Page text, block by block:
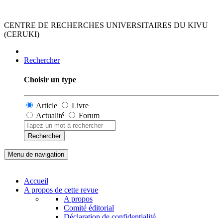
CENTRE DE RECHERCHES UNIVERSITAIRES DU KIVU
(CERUKI)
Rechercher
Choisir un type
Article
Livre
Actualité
Forum
Rechercher
Menu de navigation
Accueil
A propos de cette revue
A propos
Comité éditorial